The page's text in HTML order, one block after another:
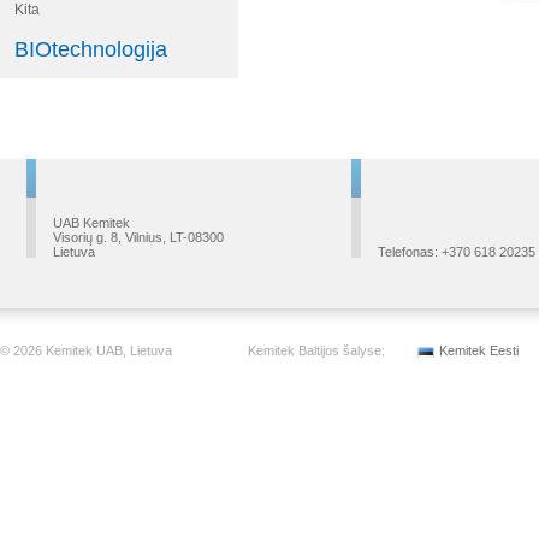
Kita
BIOtechnologija
UAB Kemitek
Visorių g. 8, Vilnius, LT-08300
Lietuva
Telefonas: +370 618 20235
© 2026 Kemitek UAB, Lietuva Kemitek Baltijos šalyse: Kemitek Eesti